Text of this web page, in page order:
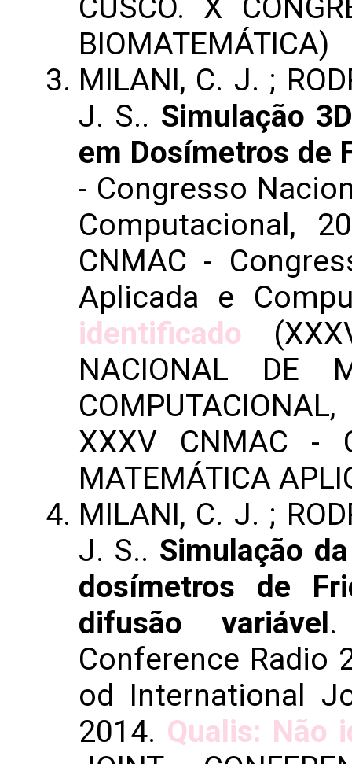
CUSCO. X
BIOMATEMÁTICA)
MILANI, C. J. ;
J. S.. Simulação
em Dosímetros de
- Congresso
Computacional,
CNMAC -
Aplicada e
identificado
NACIONAL DE
XXXV CNMAC -
MATEMÁTICA
MILANI, C. J. ;
J. S.. Simulação
dosímetros de
difusão variável.
Conference Radio
od International
2014. Qualis: Não